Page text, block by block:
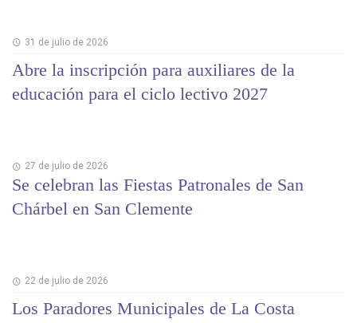
31 de julio de 2026
Abre la inscripción para auxiliares de la
educación para el ciclo lectivo 2027
27 de julio de 2026
Se celebran las Fiestas Patronales de San
Chárbel en San Clemente
22 de julio de 2026
Los Paradores Municipales de La Costa